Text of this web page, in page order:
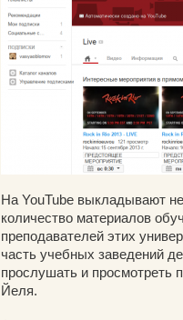
На YouTube выкладывают
количество материалов
преподавателей этих
часть учебных заведений
прослушать и просмотреть
Йеля.